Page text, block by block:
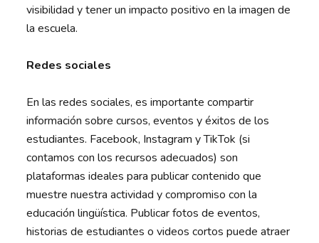
visibilidad y tener un impacto positivo en la imagen de
la escuela.
Redes sociales
En las redes sociales, es importante compartir
información sobre cursos, eventos y éxitos de los
estudiantes. Facebook, Instagram y TikTok (si
contamos con los recursos adecuados) son
plataformas ideales para publicar contenido que
muestre nuestra actividad y compromiso con la
educación lingüística. Publicar fotos de eventos,
historias de estudiantes o videos cortos puede atraer